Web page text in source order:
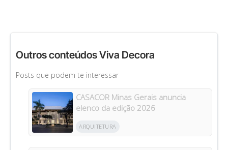
Outros conteúdos Viva Decora
Posts que podem te interessar
CASACOR Minas Gerais anuncia
elenco da edição 2026
ARQUITETURA